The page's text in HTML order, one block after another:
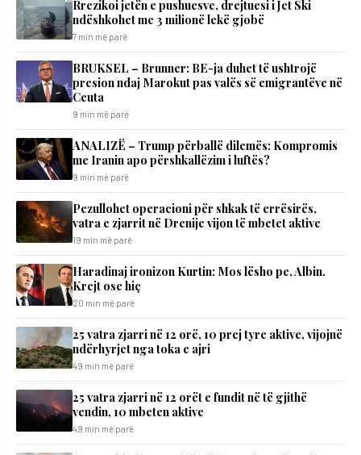
Rrezikoi jetën e pushuesve, drejtuesi i Jet Ski
ndëshkohet me 3 milionë lekë gjobë
7 min më parë
BRUKSEL – Brunner: BE-ja duhet të ushtrojë
presion ndaj Marokut pas valës së emigrantëve në
Ceuta
9 min më parë
ANALIZË – Trump përballë dilemës: Kompromis
me Iranin apo përshkallëzim i luftës?
9 min më parë
Pezullohet operacioni për shkak të errësirës,
vatra e zjarrit në Drenije vijon të mbetet aktive
19 min më parë
Haradinaj ironizon Kurtin: Mos lësho pe, Albin.
Krejt ose hiç
20 min më parë
25 vatra zjarri në 12 orë, 10 prej tyre aktive, vijojnë
ndërhyrjet nga toka e ajri
49 min më parë
25 vatra zjarri në 12 orët e fundit në të gjithë
vendin, 10 mbeten aktive
49 min më parë